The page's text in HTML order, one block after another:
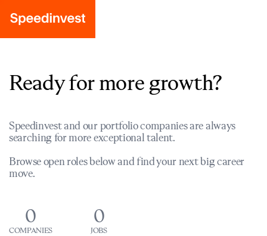
Ready for more growth?
Speedinvest and our portfolio companies are always
searching for more exceptional talent.
Browse open roles below and find your next big career
move.
0
COMPANIES
0
JOBS